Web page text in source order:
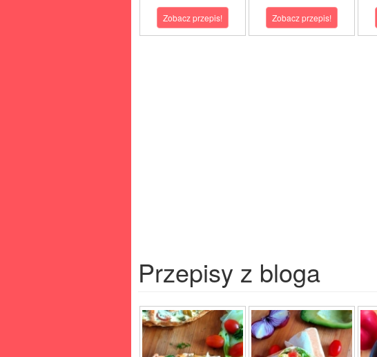
Zobacz przepis! Zobacz przepis!
Przepisy z bloga